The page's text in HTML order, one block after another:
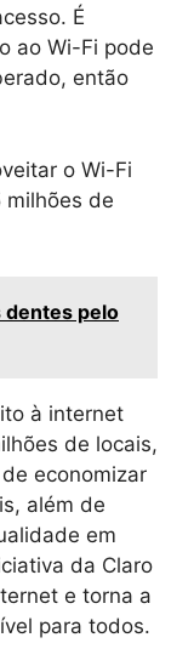
É
ao Wi-Fi pode
então
o Wi-Fi
milhões de
dentes pelo
à internet
de locais,
economizar
além de
em
da Claro
e torna a
para todos.